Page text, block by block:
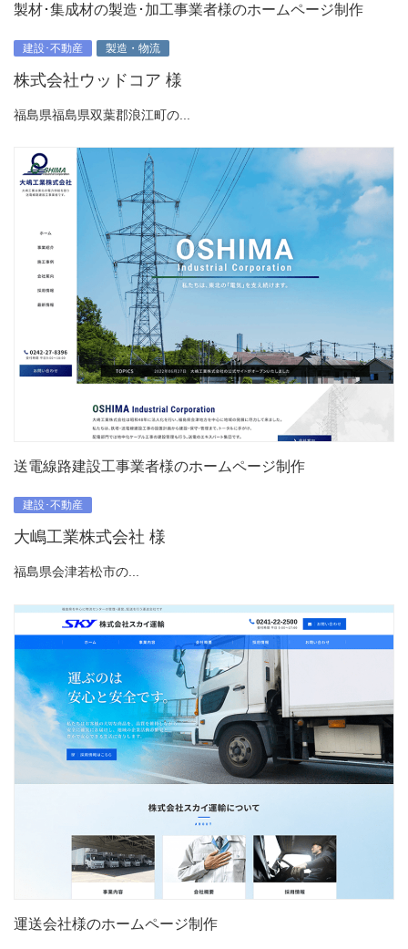
製材･集成材の製造･加工事業者様のホームページ制作
建設･不動産 製造・物流
株式会社ウッドコア 様
福島県福島県双葉郡浪江町の...
送電線路建設工事業者様のホームページ制作
建設･不動産
大嶋工業株式会社 様
福島県会津若松市の...
運送会社様のホームページ制作